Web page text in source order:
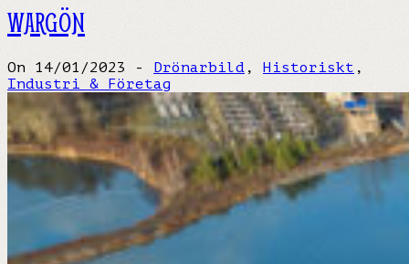
WARGÖN
On 14/01/2023 - Drönarbild , Historiskt ,
Industri & Företag